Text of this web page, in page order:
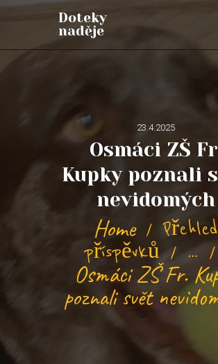
Doteky
naděje
23.4.2025
Osmáci ZŠ
Kupky poznali
nevidomých
Home
Přehled
příspěvků
...
Osmáci ZŠ Fr.
poznali svět
Doteky naděje
PŘIPOJTE SE
BLOG
AKCE
KONTAKTY
PODPOŘTE NÁS